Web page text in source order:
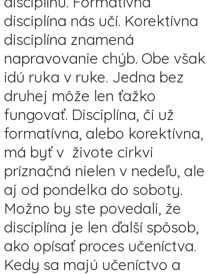
disciplína nás učí. Korektívna
disciplína znamená
napravovanie chýb. Obe však
idú ruka v ruke. Jedna bez
druhej môže len ťažko
fungovať. Disciplína, či už
formatívna, alebo korektívna,
má byť v živote cirkvi
príznačná nielen v nedeľu, ale
aj od pondelka do soboty.
Možno by ste povedali, že
disciplína je len ďalší spôsob,
ako opísať proces učeníctva.
Kedy sa majú učeníctvo a